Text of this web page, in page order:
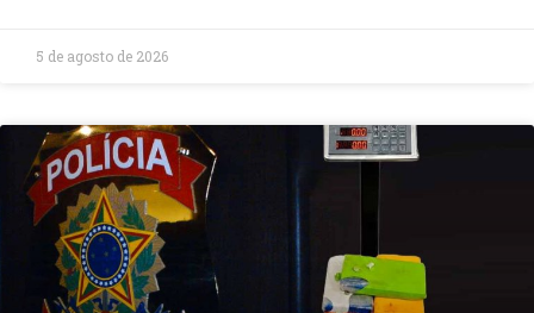
5 de agosto de 2026